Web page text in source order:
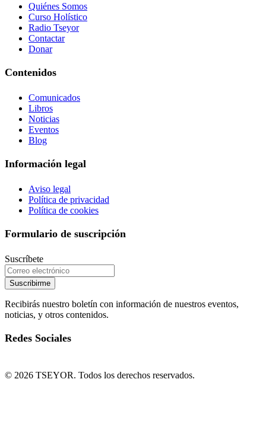
Quiénes Somos
Curso Holístico
Radio Tseyor
Contactar
Donar
Contenidos
Comunicados
Libros
Noticias
Eventos
Blog
Información legal
Aviso legal
Política de privacidad
Política de cookies
Formulario de suscripción
Suscríbete
Suscribirme
Recibirás nuestro boletín con información de nuestros eventos,
noticias, y otros contenidos.
Redes Sociales
© 2026 TSEYOR. Todos los derechos reservados.